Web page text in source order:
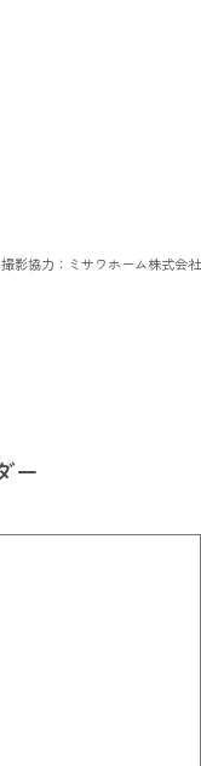
撮影協力：ミサワホーム株式会社
ー